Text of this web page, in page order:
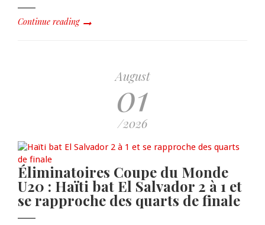
Continue reading
August
01
/2026
Éliminatoires Coupe du Monde
U20 : Haïti bat El Salvador 2 à 1 et
se rapproche des quarts de finale